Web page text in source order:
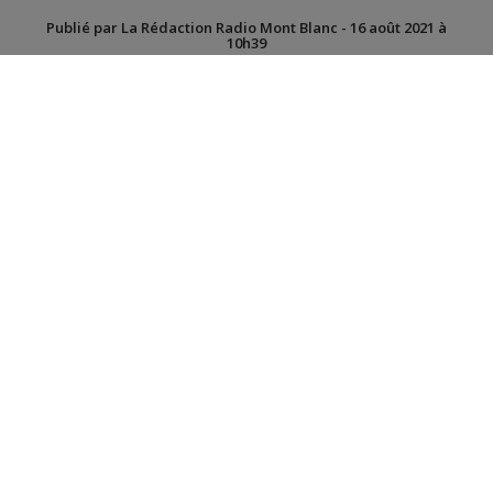
Publié par La Rédaction Radio Mont Blanc - 16 août 2021 à
10h39